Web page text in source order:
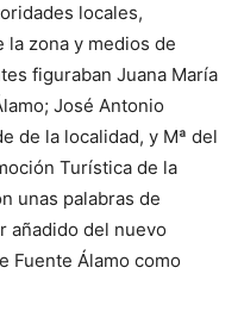
locales,
zona y medios de
figuraban Juana María
José Antonio
de la localidad, y Mª del
Turística de la
unas palabras de
añadido del nuevo
Fuente Álamo como